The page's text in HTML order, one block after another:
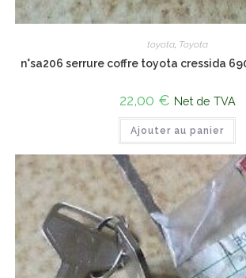
toyota, Toyota
n°sa206 serrure coffre toyota cressida
22,00 € Net de TVA
Ajouter au panier